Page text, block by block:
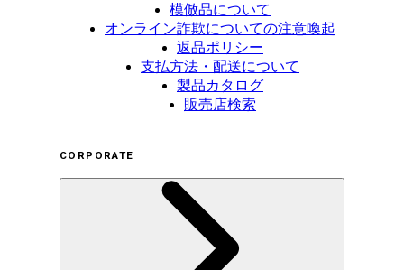
模倣品について
オンライン詐欺についての注意喚起
返品ポリシー
支払方法・配送について
製品カタログ
販売店検索
CORPORATE